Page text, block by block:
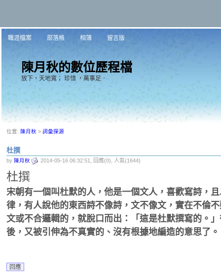
陳月秋的數位歷程檔
放下，天地寬； 珍惜 ，萬事足．
職涯檔案 部落格 相簿 留言版
位置: 陳月秋 > 詞彙探源
杜撰
by 陳月秋 2014-05-16 06:32:51, 回應(0), 人氣(1644)
杜撰
宋朝有一個叫杜默的人，他是一個文人，喜歡寫詩，
律，有人說他的東西詩不像詩，文不像文，實在不倫
文或不合邏輯的，就脫口而出：「這是杜默撰寫的。
後，又被引伸為不真實的、沒有根據地編造的意思了。
回應